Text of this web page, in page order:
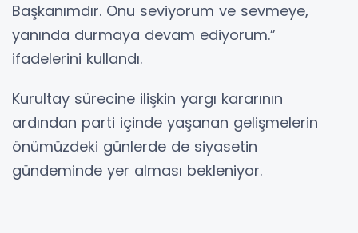
Başkanımdır. Onu seviyorum ve sevmeye,
yanında durmaya devam ediyorum.”
ifadelerini kullandı.
Kurultay sürecine ilişkin yargı kararının
ardından parti içinde yaşanan gelişmelerin
önümüzdeki günlerde de siyasetin
gündeminde yer alması bekleniyor.